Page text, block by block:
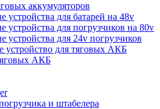
аккумуляторов
устройства для батарей на 48v
устройства для погрузчиков на 80v
устройства для 24v погрузчиков
устройство для тяговых АКБ
АКБ
и штабелера